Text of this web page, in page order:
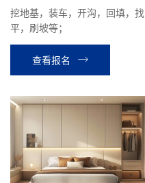
挖地基，装车，开沟，回填，找
平，刷坡等；
查看报名